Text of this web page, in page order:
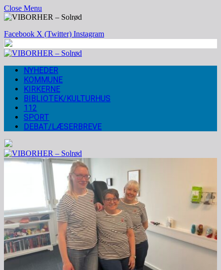
Close Menu
Facebook X (Twitter) Instagram
NYHEDER
KOMMUNE
KIRKERNE
BIBLIOTEK/KULTURHUS
112
SPORT
DEBAT/LÆSERBREVE